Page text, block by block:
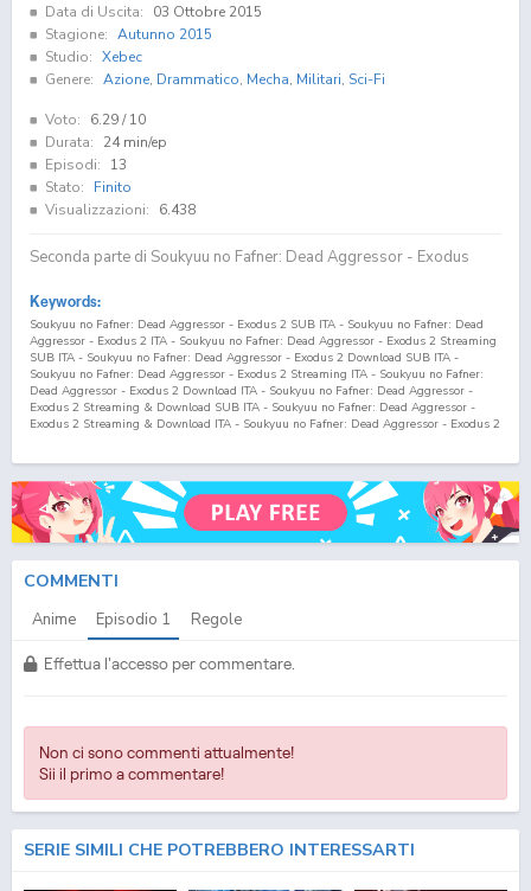
Data di Uscita:
03 Ottobre 2015
Stagione: Autunno 2015
Studio: Xebec
Genere: Azione, Drammatico, Mecha, Militari, Sci-Fi
Voto: 6.29/ 10
Durata:
24 min/ep
Episodi:
13
Stato:
Finito
Visualizzazioni:
6.438
Seconda parte di Soukyuu no Fafner: Dead Aggressor - Exodus
Keywords:
Soukyuu no Fafner: Dead Aggressor - Exodus 2 SUB ITA - Soukyuu no Fafner: Dead
Aggressor - Exodus 2 ITA - Soukyuu no Fafner: Dead Aggressor - Exodus 2 Streaming
SUB ITA - Soukyuu no Fafner: Dead Aggressor - Exodus 2 Download SUB ITA -
Soukyuu no Fafner: Dead Aggressor - Exodus 2 Streaming ITA - Soukyuu no Fafner:
Dead Aggressor - Exodus 2 Download ITA - Soukyuu no Fafner: Dead Aggressor -
Exodus 2 Streaming & Download SUB ITA - Soukyuu no Fafner: Dead Aggressor -
Exodus 2 Streaming & Download ITA - Soukyuu no Fafner: Dead Aggressor - Exodus 2
Fafner: Dead Aggressor - Exodus 2 Sottotitoli Italiani - Lista Episodi Soukyuu no
Fafner: Dead Aggressor - Exodus 2 SUB ITA - Lista Episodi Soukyuu no Fafner: Dead
Aggressor - Exodus 2 ITA - Soukyuu no Fafner: Dead Aggressor - Exodus 2 Episodio1
SUB ITA - Soukyuu no Fafner: Dead Aggressor - Exodus 2 Episodio1ITA - Soukyuu no
Fafner: Dead Aggressor - Exodus 2 Streaming Episodio
Dead Aggressor - Exodus 2 Download Episodio
COMMENTI
Anime Episodio 1 Regole
Effettua l'accesso per commentare.
Non ci sono commenti attualmente!
Sii il primo a commentare!
SERIE SIMILI CHE POTREBBERO INTERESSARTI